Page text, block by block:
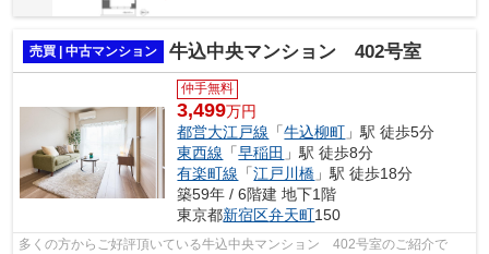
売買 | 中古マンション 牛込中央マンション 402号室
仲手無料
3,499万円
都営大江戸線 「牛込柳町 」駅 徒歩5分
東西線 「早稲田 」駅 徒歩8分
有楽町線 「江戸川橋 」駅 徒歩18分
築59年 / 6階建 地下1階
東京都新宿区弁天町150
多くの方からご好評頂いている牛込中央マンション 402号室のご紹介で